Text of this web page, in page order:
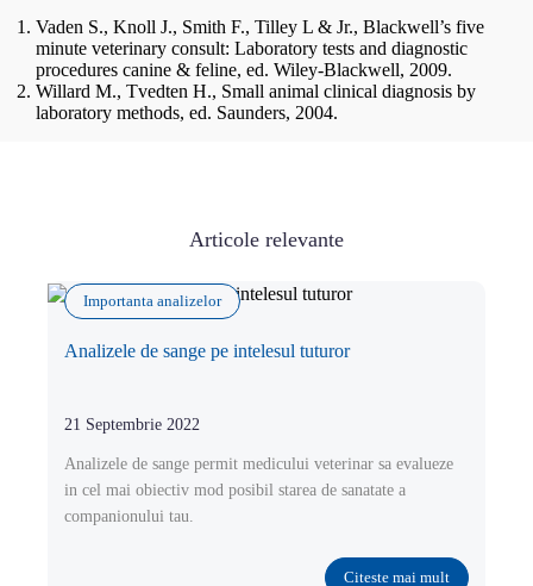
Vaden S., Knoll J., Smith F., Tilley L & Jr., Blackwell’s five
minute veterinary consult: Laboratory tests and diagnostic
procedures canine & feline, ed. Wiley-Blackwell, 2009.
Willard M., Tvedten H., Small animal clinical diagnosis by
laboratory methods, ed. Saunders, 2004.
Articole relevante
Importanta analizelor
Analizele de sange pe intelesul tuturor
21 Septembrie 2022
Analizele de sange permit medicului veterinar sa evalueze
in cel mai obiectiv mod posibil starea de sanatate a
companionului tau.
Citeste mai mult